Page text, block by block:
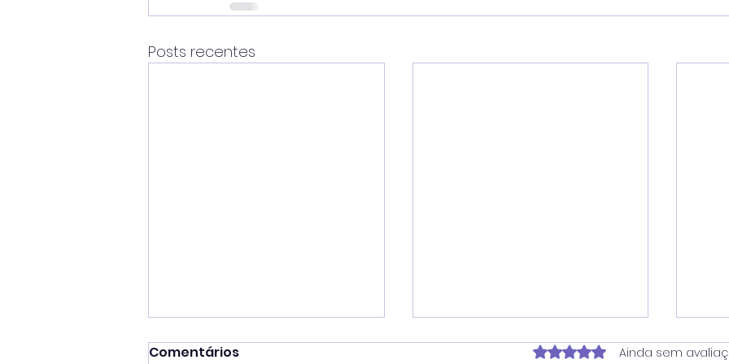
Posts recentes
Comentários Avaliado com 0 de 5
Ainda sem